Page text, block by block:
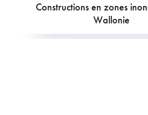
Constructions en zones
Wallonie